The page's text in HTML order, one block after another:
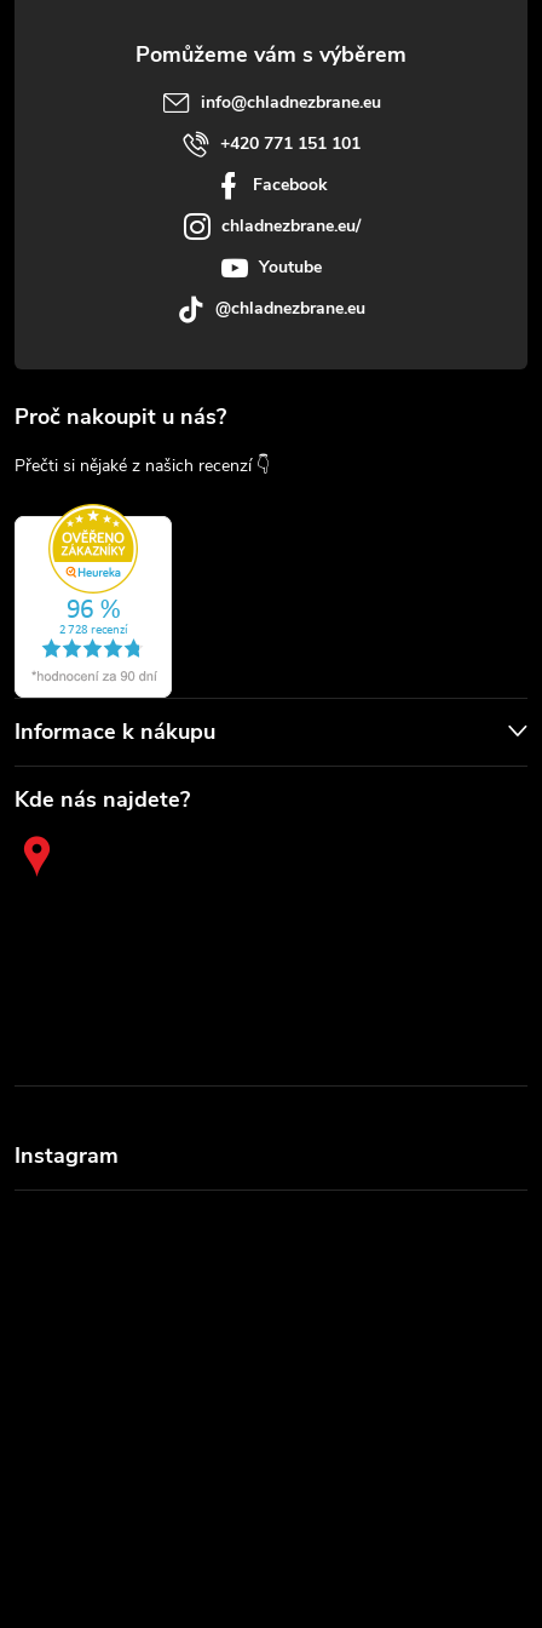
info@chladnezbrane.eu
+420 771 151 101
Facebook
chladnezbrane.eu/
Youtube
@chladnezbrane.eu
Proč nakoupit u nás?
Přečti si nějaké z našich recenzí 👇
Informace k nákupu
Kde nás najdete?
Instagram